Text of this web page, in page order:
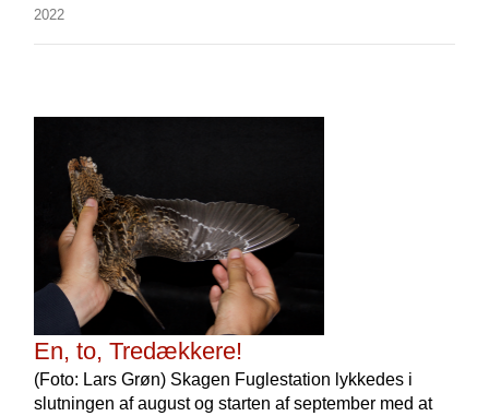
2022
En, to, Tredækkere!
(Foto: Lars Grøn) Skagen Fuglestation lykkedes i
slutningen af august og starten af september med at